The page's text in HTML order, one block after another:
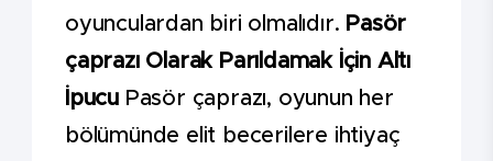
oyunculardan biri olmalıdır. Pasör
çaprazı Olarak Parıldamak İçin Altı
İpucu Pasör çaprazı, oyunun her
bölümünde elit becerilere ihtiyaç